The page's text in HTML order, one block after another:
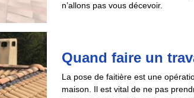
n’allons pas vous décevoir.
Quand faire un
La pose de faitière est une
maison. Il est vital de ne pas